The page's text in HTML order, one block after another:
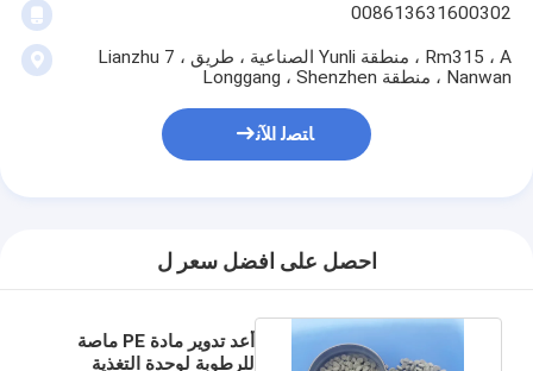
008613631600302
Rm315 ، A ، منطقة Yunli الصناعية ، طريق Lianzhu 7 ،
Nanwan ، منطقة Longgang ، Shenzhen
ﺎﺘﺼﻟ ﺍﻶﻧ
احصل على افضل سعر ل
أعد تدوير مادة PE ماصة
للرطوبة لوحدة التغذية